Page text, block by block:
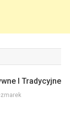
I Tradycyjne